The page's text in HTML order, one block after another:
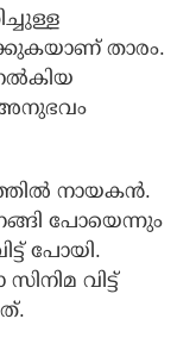
താരം.
നായകൻ.
പോയെന്നും
പോയി.
വിട്ട്